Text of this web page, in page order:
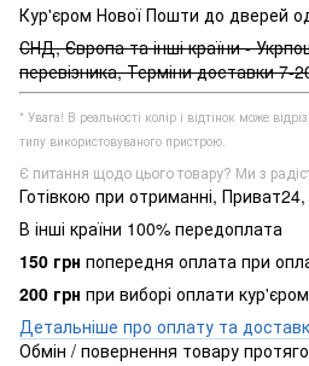
Кур'єром Нової Пошти до дверей
СНД, Європа та інші країни -
перевізника, Терміни доставки 7-
* Увага! В реальності колір і відтінок може
типу використовуваного пристрою.
Є питання щодо цього товару? Ми з
Готівкою при отриманні,
В інші країни 100% передоплата
150 грн попередня оплата при
200 грн при виборі оплати
Детальніше про оплату та
Обмін / повернення товару